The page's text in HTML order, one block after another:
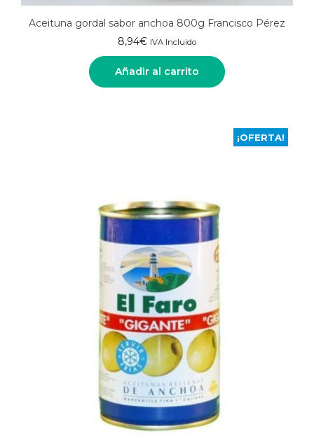
Aceituna gordal sabor anchoa 800g Francisco Pérez
8,94€ IVA Incluido
Añadir al carrito
¡OFERTA!